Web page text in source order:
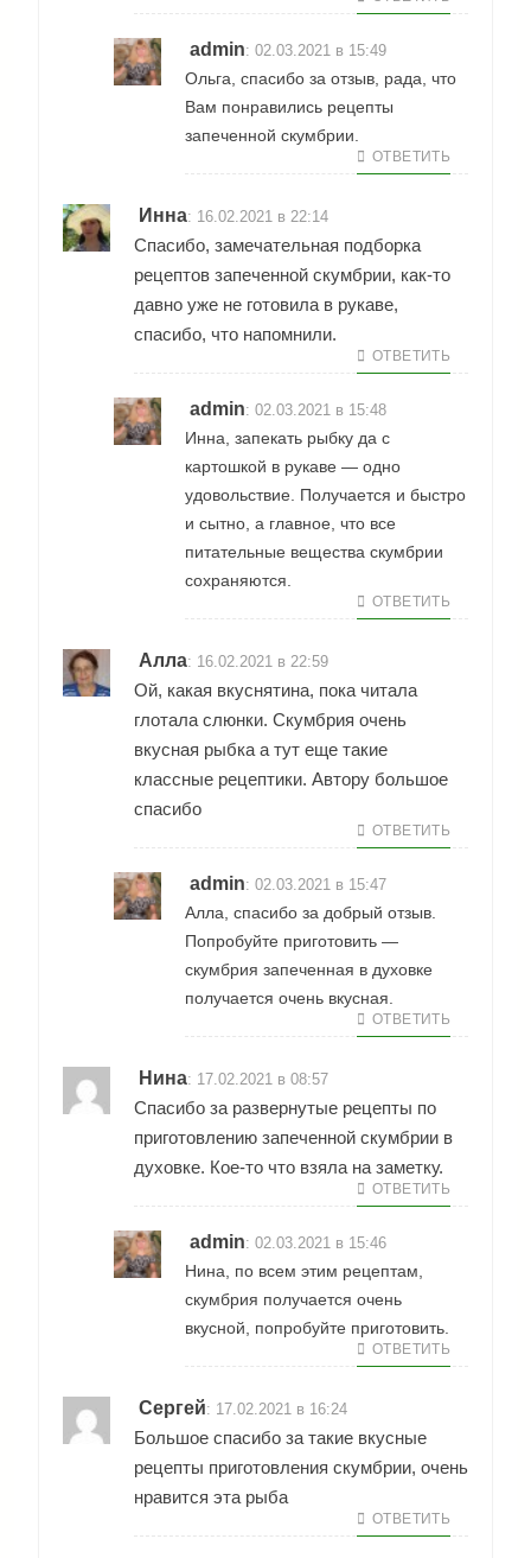
admin: 02.03.2021 в 15:49
Ольга, спасибо за отзыв, рада, что
Вам понравились рецепты
запеченной скумбрии.
ОТВЕТИТЬ
Инна: 16.02.2021 в 22:14
Спасибо, замечательная подборка
рецептов запеченной скумбрии, как-то
давно уже не готовила в рукаве,
спасибо, что напомнили.
ОТВЕТИТЬ
admin: 02.03.2021 в 15:48
Инна, запекать рыбку да с
картошкой в рукаве — одно
удовольствие. Получается и быстро
и сытно, а главное, что все
питательные вещества скумбрии
сохраняются.
ОТВЕТИТЬ
Алла: 16.02.2021 в 22:59
Ой, какая вкуснятина, пока читала
глотала слюнки. Скумбрия очень
вкусная рыбка а тут еще такие
классные рецептики. Автору большое
спасибо
ОТВЕТИТЬ
admin: 02.03.2021 в 15:47
Алла, спасибо за добрый отзыв.
Попробуйте приготовить —
скумбрия запеченная в духовке
получается очень вкусная.
ОТВЕТИТЬ
Нина: 17.02.2021 в 08:57
Спасибо за развернутые рецепты по
приготовлению запеченной скумбрии в
духовке. Кое-то что взяла на заметку.
ОТВЕТИТЬ
admin: 02.03.2021 в 15:46
Нина, по всем этим рецептам,
скумбрия получается очень
вкусной, попробуйте приготовить.
ОТВЕТИТЬ
Сергей: 17.02.2021 в 16:24
Большое спасибо за такие вкусные
рецепты приготовления скумбрии, очень
нравится эта рыба
ОТВЕТИТЬ